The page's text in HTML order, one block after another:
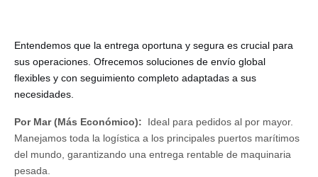
Entendemos que la entrega oportuna y segura es crucial para
sus operaciones. Ofrecemos soluciones de envío global
flexibles y con seguimiento completo adaptadas a sus
necesidades.
Por Mar (Más Económico):
Ideal para pedidos al por mayor.
Manejamos toda la logística a los principales puertos marítimos
del mundo, garantizando una entrega rentable de maquinaria
pesada.